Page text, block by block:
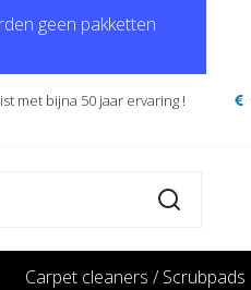
geen pakketten
met bijna 50 jaar ervaring !
Carpet cleaners / Scrubpads